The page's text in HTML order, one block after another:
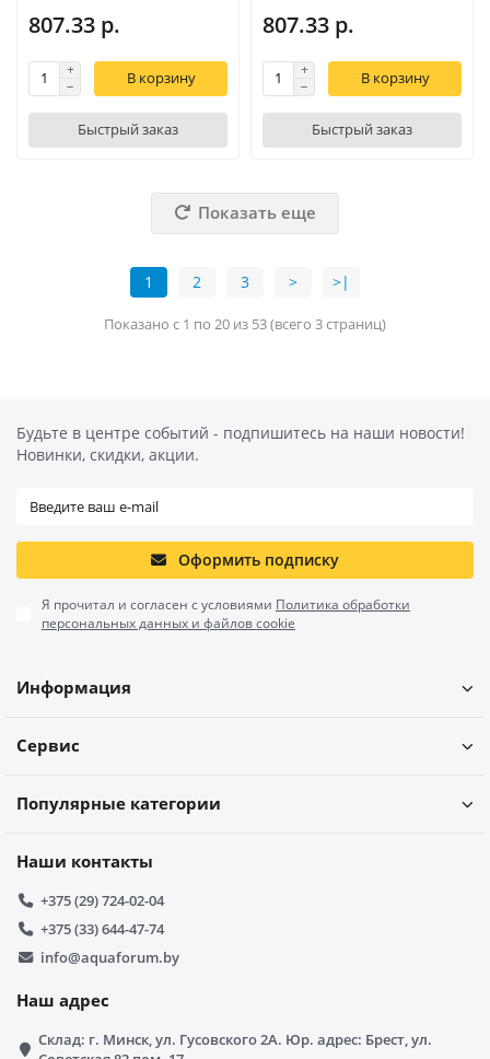
807.33 р.
В корзину
Быстрый заказ
807.33 р.
В корзину
Быстрый заказ
Показать еще
1 2 3 > >|
Показано с 1 по 20 из 53 (всего 3 страниц)
Будьте в центре событий - подпишитесь на наши новости!
Новинки, скидки, акции.
Оформить подписку
Я прочитал и согласен с условиями Политика обработки
персональных данных и файлов cookie
Информация
Сервис
Популярные категории
Наши контакты
+375 (29) 724-02-04
+375 (33) 644-47-74
info@aquaforum.by
Наш адрес
Склад: г. Минск, ул. Гусовского 2А. Юр. адрес: Брест, ул.